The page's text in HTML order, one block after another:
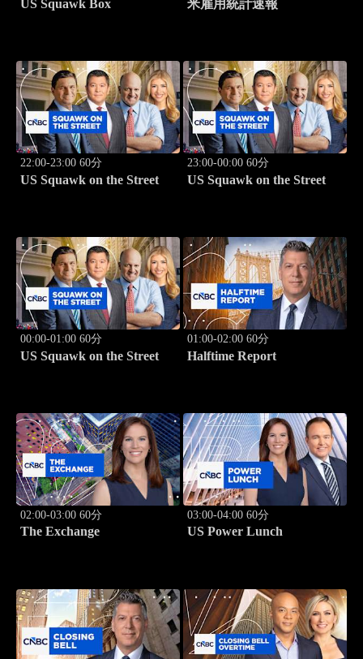
US Squawk Box 米雇用統計速報
22:00-23:00 60分
US Squawk on the Street
23:00-00:00 60分
US Squawk on the Street
00:00-01:00 60分
US Squawk on the Street
01:00-02:00 60分
Halftime Report
02:00-03:00 60分
The Exchange
03:00-04:00 60分
US Power Lunch